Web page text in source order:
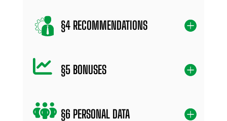
§4 RECOMMENDATIONS
§5 BONUSES
§6 PERSONAL DATA